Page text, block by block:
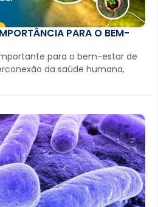
PARA O BEM-
para o bem-estar de
da saúde humana,